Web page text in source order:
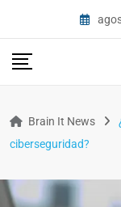
Brain It News
ciberseguridad?